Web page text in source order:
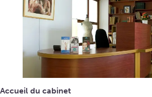
Accueil du cabinet